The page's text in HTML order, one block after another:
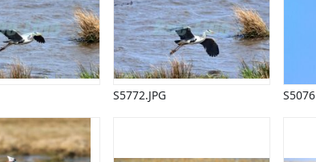
S5772.JPG S5076